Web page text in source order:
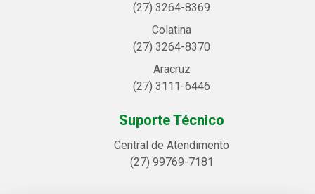
(27) 3264-8369
Colatina
(27) 3264-8370
Aracruz
(27) 3111-6446
Suporte Técnico
Central de Atendimento
(27) 99769-7181